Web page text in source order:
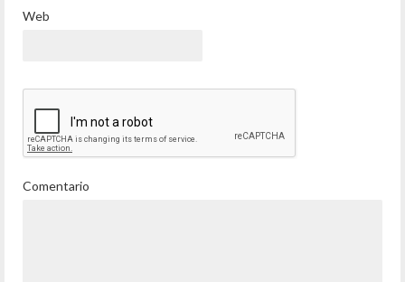
Web
Comentario